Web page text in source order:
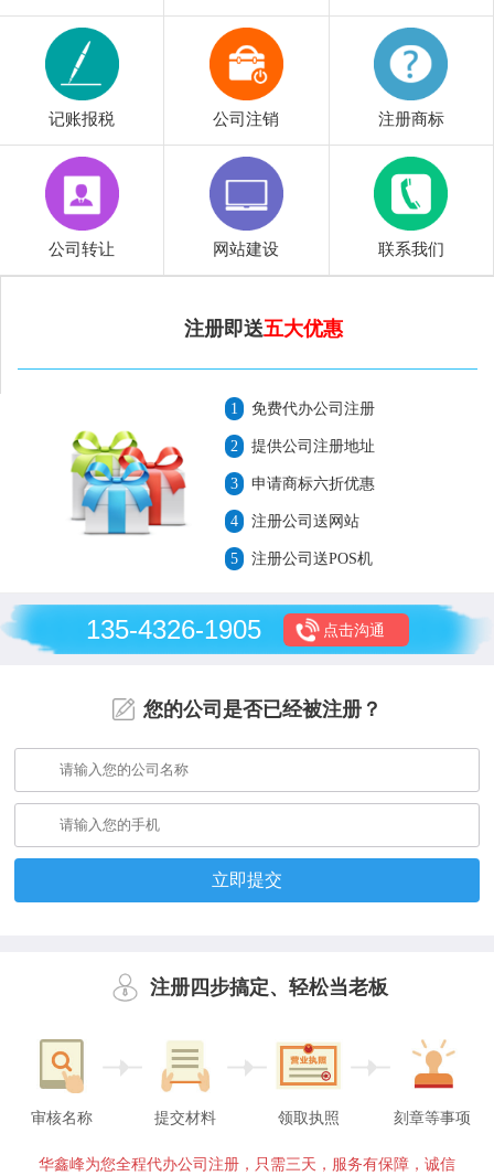
记账报税 公司注销 注册商标
公司转让 网站建设 联系我们
注册即送五大优惠
1 免费代办公司注册
2 提供公司注册地址
3 申请商标六折优惠
4 注册公司送网站
5 注册公司送POS机
135-4326-1905 点击沟通
您的公司是否已经被注册？
立即提交
注册四步搞定、轻松当老板
审核名称 提交材料 领取执照 刻章等事项
华鑫峰为您全程代办公司注册，只需三天，服务有保障，诚信